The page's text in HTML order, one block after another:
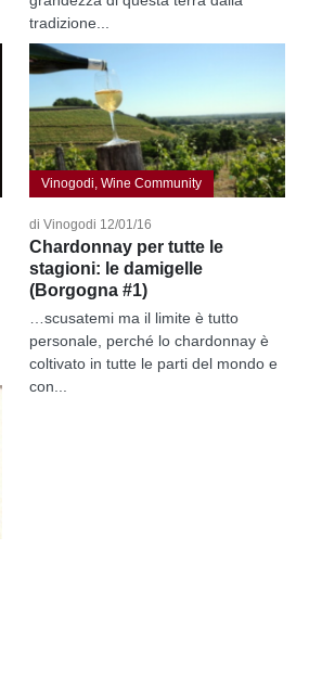
tradizione...
Vinogodi, Wine Community
di Vinogodi 12/01/16
Chardonnay per tutte le
stagioni: le damigelle
(Borgogna #1)
…scusatemi ma il limite è tutto
personale, perché lo chardonnay è
coltivato in tutte le parti del mondo e
con...